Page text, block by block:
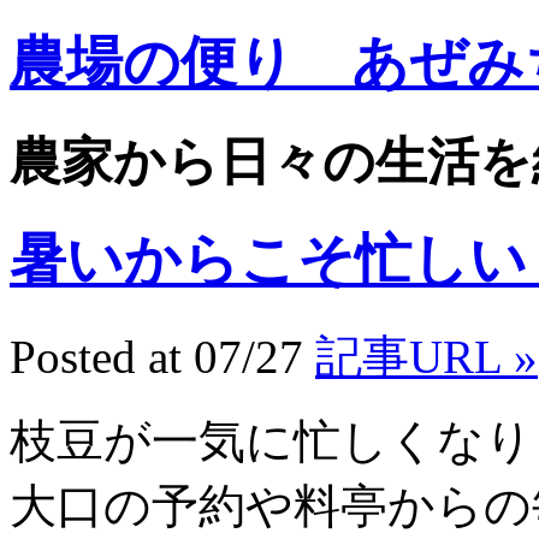
農場の便り あぜみ
農家から日々の生活
暑いからこそ忙し
Posted at 07/27 記事URL »
枝豆が一気に忙しくな
大口の予約や料亭から